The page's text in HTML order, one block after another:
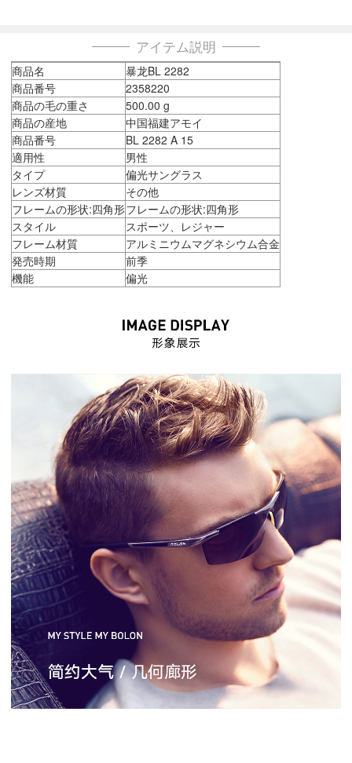
アイテム説明
商品名
暴龙BL 2282
商品番号
2358220
商品の毛の重さ
500.00 g
商品の産地
中国福建アモイ
商品番号
BL 2282 A 15
適用性
男性
タイプ
偏光サングラス
レンズ材質
その他
フレームの形状:四角形フレームの形状:四角形
スタイル
スポーツ、レジャー
フレーム材質
アルミニウムマグネシウム合金
発売時期
前季
機能
偏光